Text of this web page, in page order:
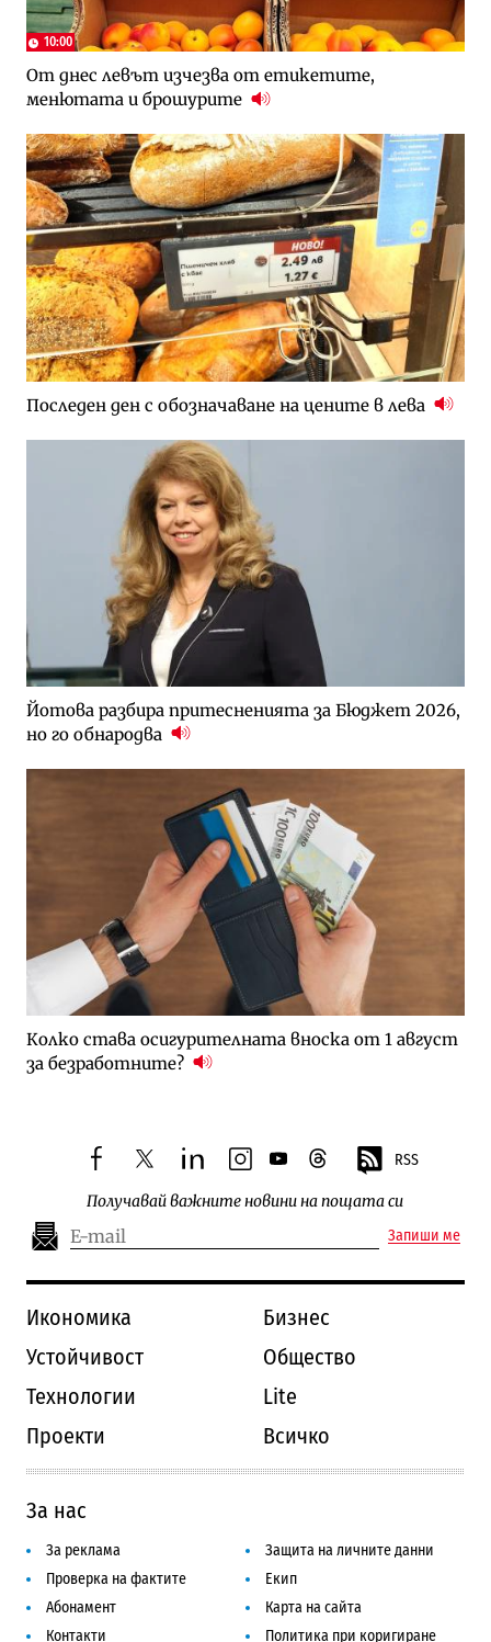
10:00
От днес левът изчезва от етикетите,
менютата и брошурите
Последен ден с обозначаване на цените в лева
Йотова разбира притесненията за Бюджет 2026,
но го обнародва
Колко става осигурителната вноска от 1 август
за безработните?
facebooktwitterlinkedininstagram
youtubethreads RSS
Получавай важните новини на пощата си
Запиши ме
Икономика
Бизнес
Устойчивост
Общество
Технологии
Lite
Проекти
Всичко
За нас
За реклама
Защита на личните данни
Проверка на фактите
Екип
Абонамент
Карта на сайта
Контакти
Политика при коригиране